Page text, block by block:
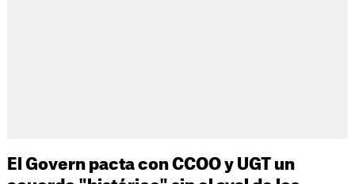
El Govern pacta con CCOO y UGT un